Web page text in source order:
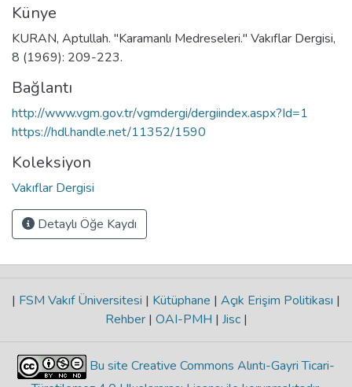
Künye
KURAN, Aptullah. "Karamanlı Medreseleri." Vakıflar Dergisi,
8 (1969): 209-223.
Bağlantı
http://www.vgm.gov.tr/vgmdergi/dergiindex.aspx?Id=1
https://hdl.handle.net/11352/1590
Koleksiyon
Vakıflar Dergisi
Detaylı Öğe Kaydı
| FSM Vakıf Üniversitesi | Kütüphane | Açık Erişim Politikası |
Rehber | OAI-PMH | Jisc |
Bu site Creative Commons Alıntı-Gayri Ticari-